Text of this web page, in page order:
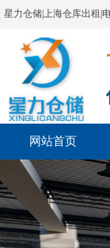
星力仓储|上海仓库出租|
网站首页